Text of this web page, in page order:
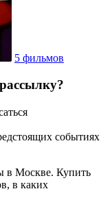
5 фильмов
событиях
в Москве. Купить
в каких